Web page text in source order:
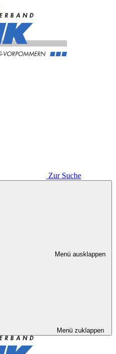
Zur Suche
Menü ausklappen
Menü zuklappen